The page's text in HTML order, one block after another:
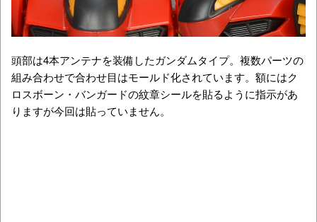
頭部は4本アンテナを装備したガンダムタイプ。複数パーツの
組み合わせで合わせ目はモールド化されています。額にはク
ロスボーン・バンガードの紋章シールを貼るように指示があ
りますが今回は貼っていません。